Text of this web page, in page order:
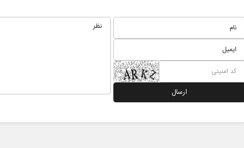
رضا سپهوند - سخنگوی کمیسیون انرژی مجلس
نرگس خانعلی‌زاده